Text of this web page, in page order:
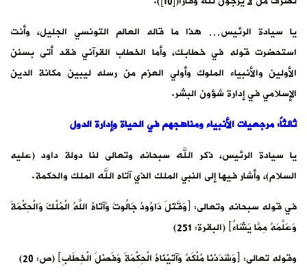
يا سيادة الرئيس… هذا ما قاله العالم التونسي الجليل، وأنت
استحضرت قوله في خطابك، وأما الخطاب القرآني فقد أتى بسنن
الأولين والأنبياء الملوك وأولي العزم من رسله ليبين مكانة الدين
الإسلامي في إدارة شؤون البشر.
ثالثاً: مرجعيات الأنبياء ومناهجهم في الحياة وإدارة الدول
يا سيادة الرئيس، ذكر الله سبحانه وتعالى لنا دولة داود (عليه
السلام)، وأشار فيها إلى النبي الملك الذي آتاه الله الملك والحكمة.
في قوله سبحانه وتعالى: ﴿وَقَتَلَ دَاوُودُ جَالُوتَ وَآتَاهُ اللَّهُ الْمُلْكَ وَالْحِكْمَةَ
وَعَلَّمَهُ مِمَّا يَشَاءُ﴾ (البقرة: 251)
وقوله تعالى: ﴿وَشَدَدْنَا مُلْكَهُ وَآتَيْنَاهُ الْحِكْمَةَ وَفَصْلَ الْخِطَابِ﴾ (ص: 20)